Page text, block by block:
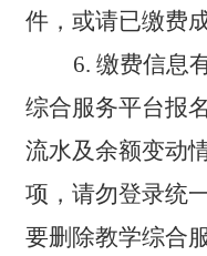
件，或请已缴费
6.缴费信息
综合服务平台报
流水及余额变动
项，请勿登录统
要删除教学综合